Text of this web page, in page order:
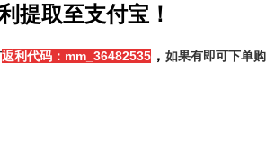
提取至支付宝！
返利代码： mm_36482535 ， 如果有即可下单